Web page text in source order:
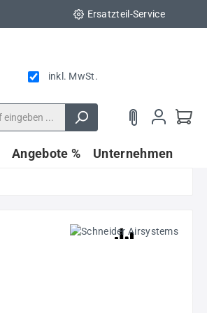
Ersatzteil-Service
inkl. MwSt.
Angebote % Unternehmen